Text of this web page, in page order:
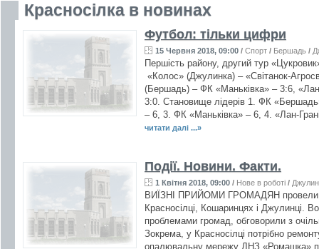
Красносілка в новинах
Футбол: тільки цифри
15 Червня 2018, 09:00 / Спорт / Бершадь /
Першість району, другий тур
«Колос» (Джулинка) – «Світанок-
(Бершадь) – ФК «Маньківка» – 3:6,
3:0. Становище лідерів 1. ФК
– 6, 3. ФК «Маньківка» – 6, 4. «Лан-
читати далі ...»
Події. Новини. Факти.
1 Квітня 2018, 09:00 / Нове в роботі /
ВИЇЗНІ ПРИЙОМИ ГРОМАДЯН провели
Красносілці, Кошаринцях і Джулинці.
проблемами громад, обговорили з
Зокрема, у Красносілці потрібно
опалювальну мережу ДНЗ «Ромашка»